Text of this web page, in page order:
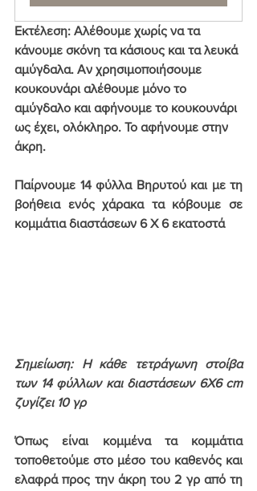
Εκτέλεση: Αλέθουμε χωρίς να τα
κάνουμε σκόνη τα κάσιους και τα λευκά
αμύγδαλα. Αν χρησιμοποιήσουμε
κουκουνάρι αλέθουμε μόνο το
αμύγδαλο και αφήνουμε το κουκουνάρι
ως έχει, ολόκληρο. Το αφήνουμε στην
άκρη.
Παίρνουμε 14 φύλλα Βηρυτού και με τη
βοήθεια ενός χάρακα τα κόβουμε σε
κομμάτια διαστάσεων 6 X 6 εκατοστά
Σημείωση: Η κάθε τετράγωνη στοίβα
των 14 φύλλων και διαστάσεων 6Χ6 cm
ζυγίζει 10 γρ
Όπως είναι κομμένα τα κομμάτια
τοποθετούμε στο μέσο του καθενός και
ελαφρά προς την άκρη του 2 γρ από τη